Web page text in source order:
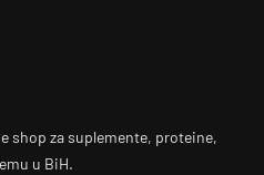
shop za suplemente, proteine,
u BiH.